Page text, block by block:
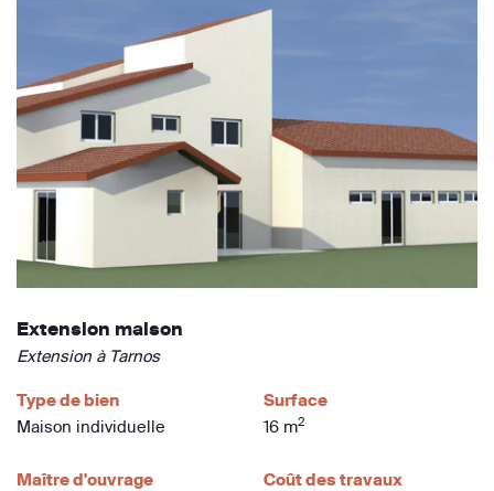
Extension maison
Extension à Tarnos
Type de bien
Maison individuelle
Surface
16 m2
Maître d'ouvrage Coût des travaux